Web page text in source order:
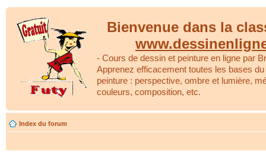
Bienvenue dans la
- Cours de dessin et peinture en ligne par
Apprenez efficacement toutes les bases
peinture : perspective, ombre et lumière,
couleurs, composition, etc.
Index du forum